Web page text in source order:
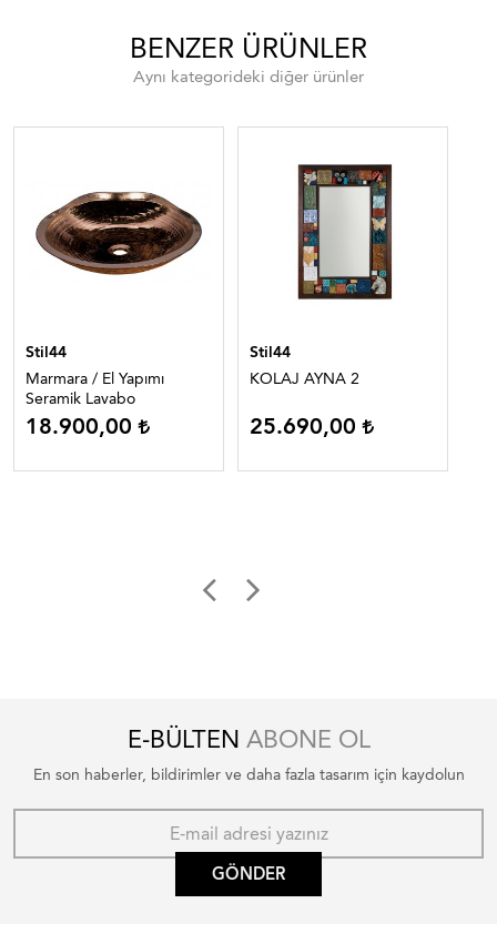
BENZER ÜRÜNLER
Aynı kategorideki diğer ürünler
Stil44
Marmara / El Yapımı
Seramik Lavabo
18.900,00
Stil44
KOLAJ AYNA 2
25.690,00
E-BÜLTEN ABONE OL
En son haberler, bildirimler ve daha fazla tasarım için kaydolun
GÖNDER